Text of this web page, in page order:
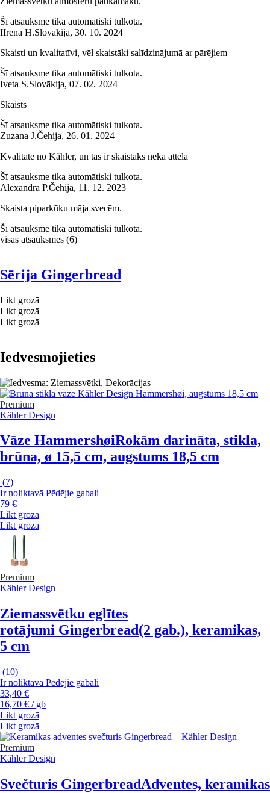
Šī atsauksme tika automātiski tulkota.
IIrena H.Slovākija, 30. 10. 2024
Skaisti un kvalitatīvi, vēl skaistāki salīdzinājumā ar pārējiem
Šī atsauksme tika automātiski tulkota.
Iveta S.Slovākija, 07. 02. 2024
Skaists
Šī atsauksme tika automātiski tulkota.
Zuzana J.Čehija, 26. 01. 2024
Kvalitāte no Kähler, un tas ir skaistāks nekā attēlā
Šī atsauksme tika automātiski tulkota.
Alexandra P.Čehija, 11. 12. 2023
Skaista piparkūku māja svecēm.
Šī atsauksme tika automātiski tulkota.
visas atsauksmes (6)
Sērija Gingerbread
Likt grozā
Likt grozā
Likt grozā
Iedvesmojieties
Premium
Kähler Design
Vāze HammershøiRokām darināta, stikla,
brūna, ø 15,5 cm, augstums 18,5 cm
(7)
Ir noliktavā Pēdējie gabali
79 €
Likt grozā
Likt grozā
Premium
Kähler Design
Ziemassvētku eglītes
rotājumi Gingerbread(2 gab.), keramikas,
5 cm
(10)
Ir noliktavā Pēdējie gabali
33,40 €
16,70 € / gb
Likt grozā
Likt grozā
Premium
Kähler Design
Svečturis GingerbreadAdventes, keramikas